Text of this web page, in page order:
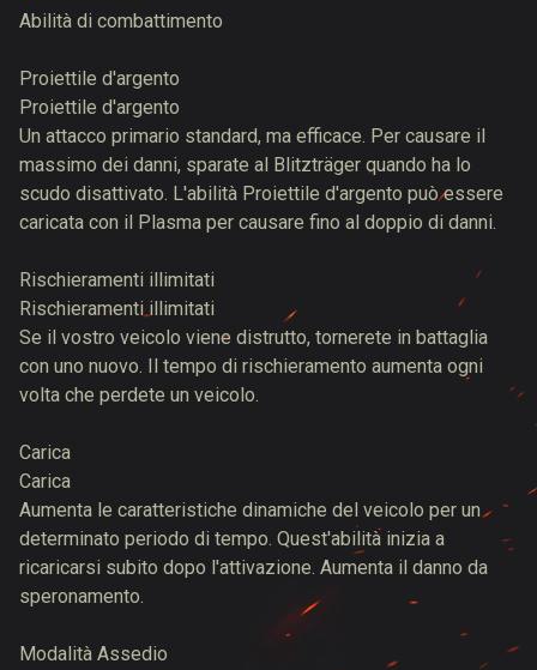
Abilità di combattimento
Proiettile d'argento
Proiettile d'argento
Un attacco primario standard, ma efficace. Per causare il
massimo dei danni, sparate al Blitzträger quando ha lo
scudo disattivato. L'abilità Proiettile d'argento può essere
caricata con il Plasma per causare fino al doppio di danni.
Rischieramenti illimitati
Rischieramenti illimitati
Se il vostro veicolo viene distrutto, tornerete in battaglia
con uno nuovo. Il tempo di rischieramento aumenta ogni
volta che perdete un veicolo.
Carica
Carica
Aumenta le caratteristiche dinamiche del veicolo per un
determinato periodo di tempo. Quest'abilità inizia a
ricaricarsi subito dopo l'attivazione. Aumenta il danno da
speronamento.
Modalità Assedio